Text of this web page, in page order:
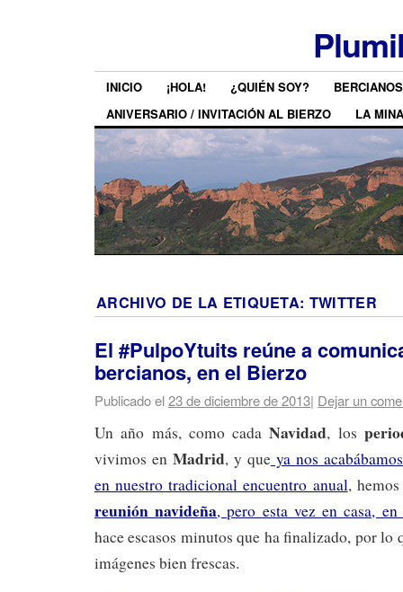
INICIO ¡HOLA! ¿QUIÉN SOY?
ANIVERSARIO / INVITACIÓN AL BIERZO
LA MINA
ARCHIVO DE LA ETIQUETA: TWITTER
El #PulpoYtuits reúne a
bercianos, en el Bierzo
Publicado el23 de diciembre de 2013| Dejar un
Un año más, como cadaNavidad, los
vivimos en Madrid, y queya nos
en nuestro tradicional encuentro anual,
reunión navideña, pero esta vez en casa,
hace escasos minutos que ha finalizado, por lo
imágenes bien frescas.